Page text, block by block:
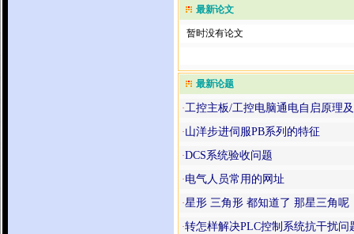
最新论文
暂时没有论文
最新论题
·工控主板/工控电脑通电自启原理
·山洋步进伺服PB系列的特征
·DCS系统验收问题
·电气人员常用的网址
·星形 三角形 都知道了 那星三角呢
·转怎样解决PLC控制系统抗干扰问